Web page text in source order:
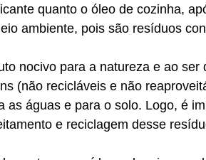
quanto o óleo de cozinha,
ambiente, pois são resíduos
nocivo para a natureza e ao
(não recicláveis e não
as águas e para o solo. Logo, é
e reciclagem desse